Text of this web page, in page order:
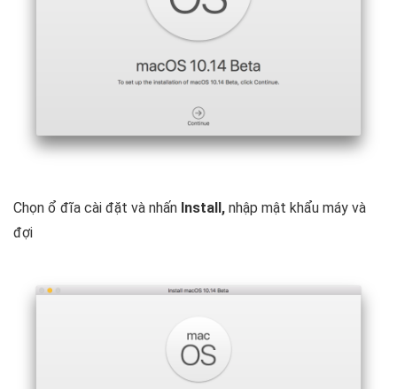
Chọn ổ đĩa cài đặt và nhấn Install, nhập mật khẩu máy và
đợi